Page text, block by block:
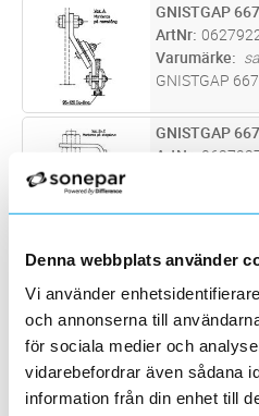
Denna webbplats använder
Vi använder
och annonserna till
för sociala medier och
vidarebefordrar även sådana
information från din enhet till
ST Lägg
GNISTGAP
ArtNr
Varumärke
GNISTGAP
ST Lägg
GNISTGAP
ArtNr
ST Lägg
GNISTGAP
Varumärke
GNISTGAP
ST Lägg
GNISTGAP
ArtNr